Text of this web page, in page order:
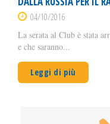
04/10/2016
La serata al Club è stata
e che saranno...
Leggi di più